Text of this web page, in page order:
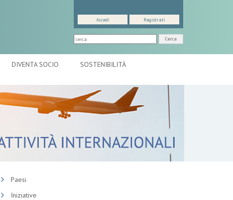
Cerca
Accedi Registrati
DIVENTA SOCIO
SOSTENIBILITÀ
Paesi
Iniziative